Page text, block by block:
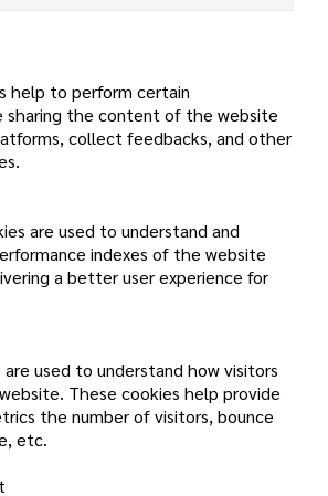
help to perform certain
sharing the content of the website
collect feedbacks, and other
are used to understand and
indexes of the website
a better user experience for
used to understand how visitors
These cookies help provide
the number of visitors, bounce
etc.